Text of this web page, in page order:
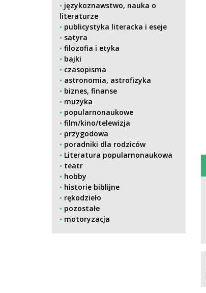
językoznawstwo, nauka o
literaturze
publicystyka literacka i eseje
satyra
filozofia i etyka
bajki
czasopisma
astronomia, astrofizyka
biznes, finanse
muzyka
popularnonaukowe
film/kino/telewizja
przygodowa
poradniki dla rodziców
Literatura popularnonaukowa
teatr
hobby
historie biblijne
rękodzieło
pozostałe
motoryzacja